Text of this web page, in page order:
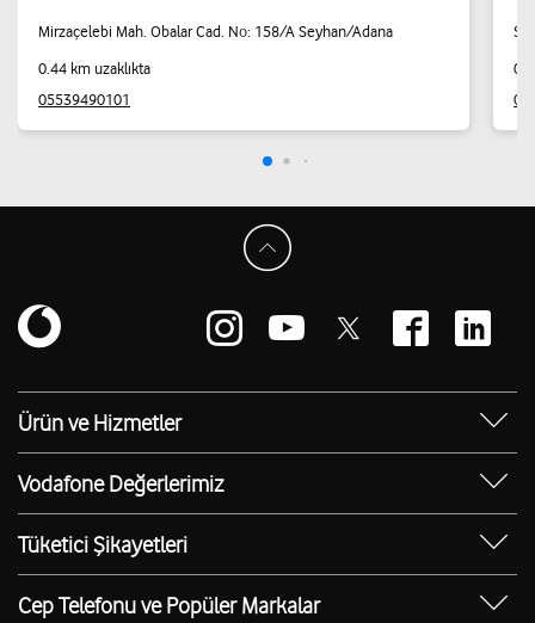
Mirzaçelebi Mah. Obalar Cad. No: 158/A Seyhan/Adana
0.44 km uzaklıkta
05539490101
Ürün ve Hizmetler
Yanımda Uygulaması
Vodafone 4.5G
Ürünler
Toptan
TOBi
Vodafone Değerlerimiz
Sosyal Destek
Erişilebilir Mağazalar
E-Atık Geri Dönüşümü
Tüketici Şikayetleri
Şikayet Talebi Oluşturma/Takibi
Borç Alacak Sorgulama
Cep Telefonu ve Popüler Markalar